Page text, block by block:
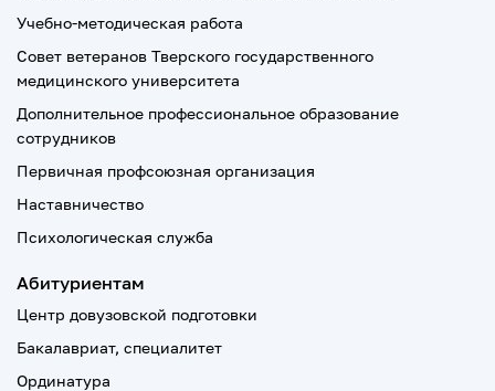
Учебно-методическая работа
Совет ветеранов Тверского государственного
медицинского университета
Дополнительное профессиональное образование
сотрудников
Первичная профсоюзная организация
Наставничество
Психологическая служба
Абитуриентам
Центр довузовской подготовки
Бакалавриат, специалитет
Ординатура